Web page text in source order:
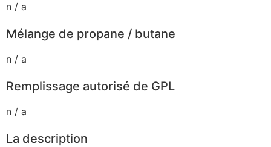
n / a
Mélange de propane / butane
n / a
Remplissage autorisé de GPL
n / a
La description